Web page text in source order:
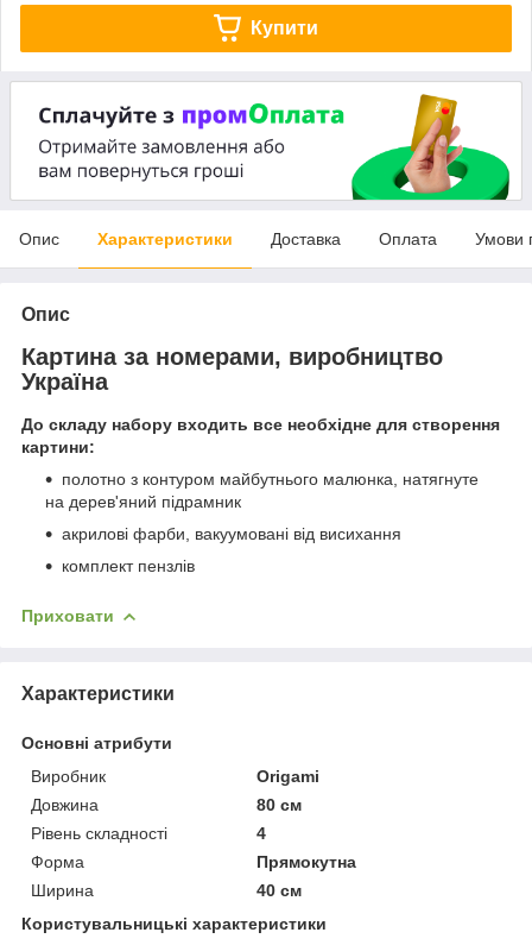
Купити
Опис Характеристики Доставка Оплата Умови
Опис
Картина за номерами, виробництво
Україна
До складу набору входить все необхідне для створення
картини:
полотно з контуром майбутнього малюнка, натягнуте
на дерев'яний підрамник
акрилові фарби, вакуумовані від висихання
комплект пензлів
Приховати
Характеристики
Основні атрибути
Виробник
Origami
Довжина
80 см
Рівень складності
4
Форма
Прямокутна
Ширина
40 см
Користувальницькі характеристики